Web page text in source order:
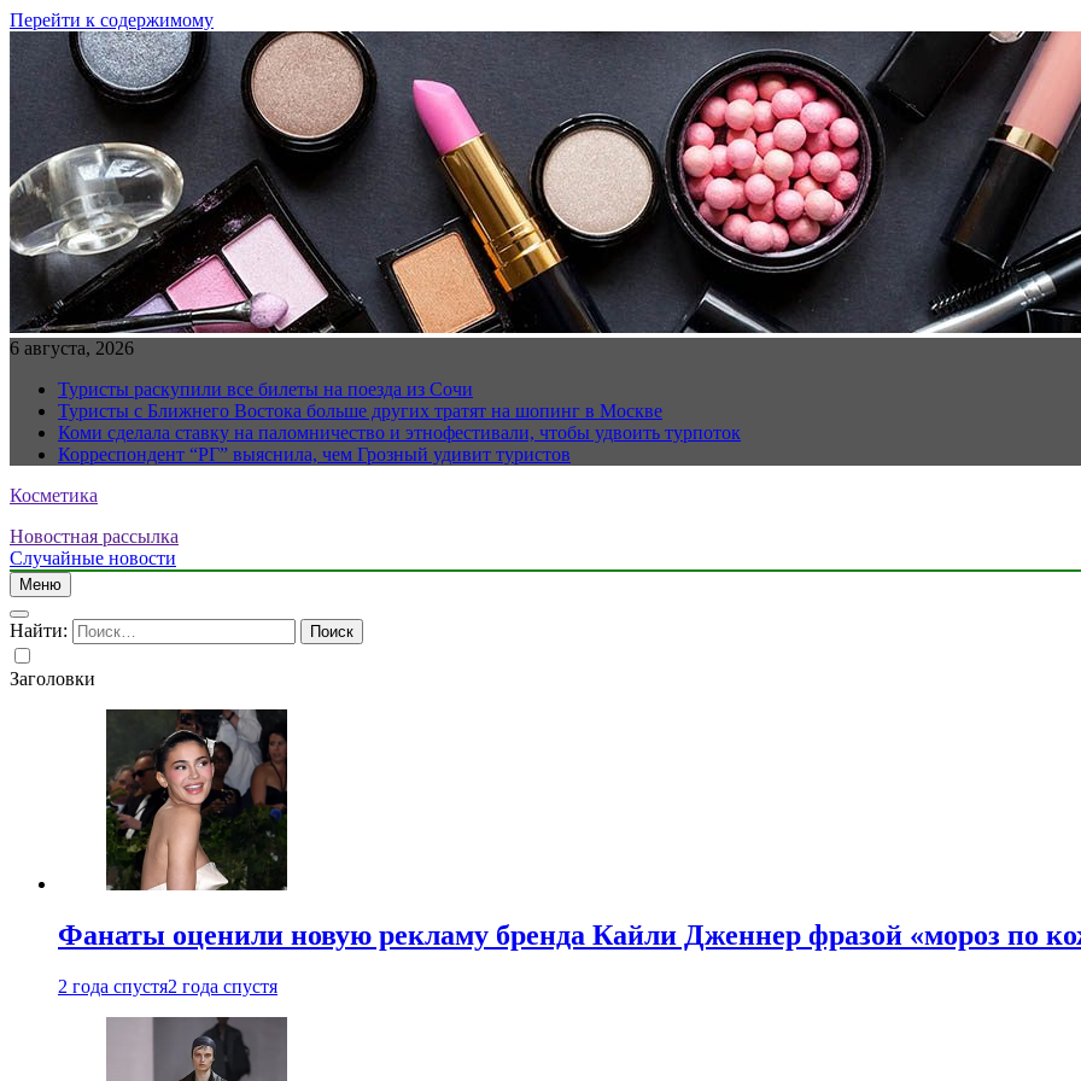
Перейти к содержимому
6 августа, 2026
Туристы раскупили все билеты на поезда из Сочи
Туристы с Ближнего Востока больше других тратят на шопинг в Москве
Коми сделала ставку на паломничество и этнофестивали, чтобы удвоить турпоток
Корреспондент “РГ” выяснила, чем Грозный удивит туристов
Косметика
Новостная рассылка
Случайные новости
Меню
Найти:
Заголовки
Фанаты оценили новую рекламу бренда Кайли Дженнер фразой «мороз по
2 года спустя2 года спустя